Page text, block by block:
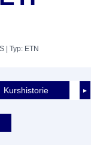
| Typ: ETN
►
Kurshistorie